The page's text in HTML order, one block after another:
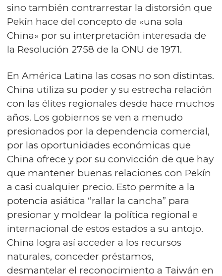
sino también contrarrestar la distorsión que
Pekín hace del concepto de «una sola
China» por su interpretación interesada de
la Resolución 2758 de la ONU de 1971.
En América Latina las cosas no son distintas.
China utiliza su poder y su estrecha relación
con las élites regionales desde hace muchos
años. Los gobiernos se ven a menudo
presionados por la dependencia comercial,
por las oportunidades económicas que
China ofrece y por su convicción de que hay
que mantener buenas relaciones con Pekín
a casi cualquier precio. Esto permite a la
potencia asiática “rallar la cancha” para
presionar y moldear la política regional e
internacional de estos estados a su antojo.
China logra así acceder a los recursos
naturales, conceder préstamos,
desmantelar el reconocimiento a Taiwán en